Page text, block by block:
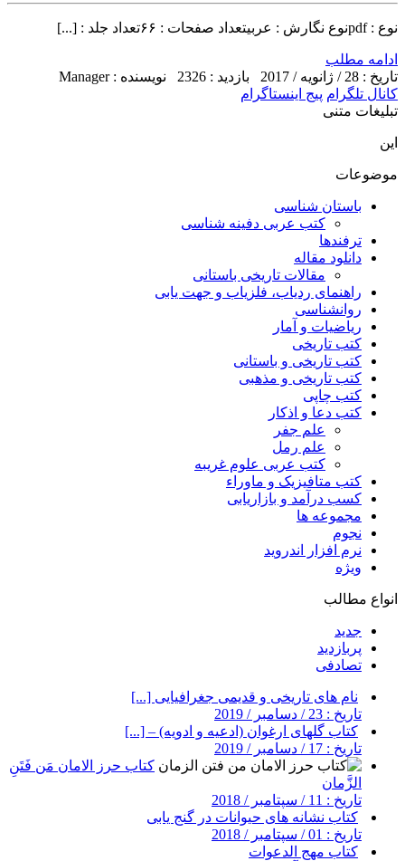
نوع : pdfنوع نگارش : عربیتعداد صفحات : ۶۶تعداد جلد : [...]
ادامه مطلب
تاریخ : 28 / ژانویه / 2017
بازدید : 2326
نویسنده : Manager
کانال تلگرام پیج اینستاگرام
تبلیغات متنی
این
موضوعات
باستان شناسی
کتب عربی دفینه شناسی
ترفندها
دانلود مقاله
مقالات تاریخی باستانی
راهنمای ردیاب، فلزیاب و جهت یابی
روانشناسی
ریاضیات و آمار
کتب تاریخی
کتب تاریخی و باستانی
کتب تاریخی و مذهبی
کتب چاپی
کتب دعا و اذکار
علم جفر
علم رمل
کتب عربی علوم غریبه
کتب متافیزیک و ماوراء
کسب درآمد و بازاریابی
مجموعه ها
نجوم
نرم افزار اندروید
ویژه
انواع مطالب
جدید
پربازدید
تصادفی
نام های تاریخی و قدیمی جغرافیایی [...]
تاریخ : 23 / دسامبر / 2019
کتاب گلهای ارغوان (ادعیه و ادویه) – [...]
تاریخ : 17 / دسامبر / 2019
کتاب حرز الامان مَن فَتَنِ
الزَّمان
تاریخ : 11 / سپتامبر / 2018
کتاب نشانه های حیوانات در گنج یابی
تاریخ : 01 / سپتامبر / 2018
کتاب مهج الدعوات